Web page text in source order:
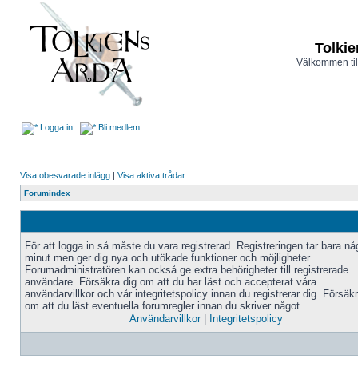
Välkommen
Logga in Bli medlem
Visa obesvarade inlägg | Visa aktiva trådar
Forumindex
För att logga in så måste du vara registrerad. Registreringen tar bara
minut men ger dig nya och utökade funktioner och möjligheter.
Forumadministratören kan också ge extra behörigheter till registrerade
användare. Försäkra dig om att du har läst och accepterat våra
användarvillkor och vår integritetspolicy innan du registrerar dig.
om att du läst eventuella forumregler innan du skriver något.
Användarvillkor| Integritetspolicy